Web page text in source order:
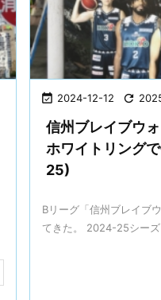
 2024-12-12 
信州ブレイブウ
ホワイトリング
25)
Bリーグ「信州ブレイブ
てきた。 2024-25シー